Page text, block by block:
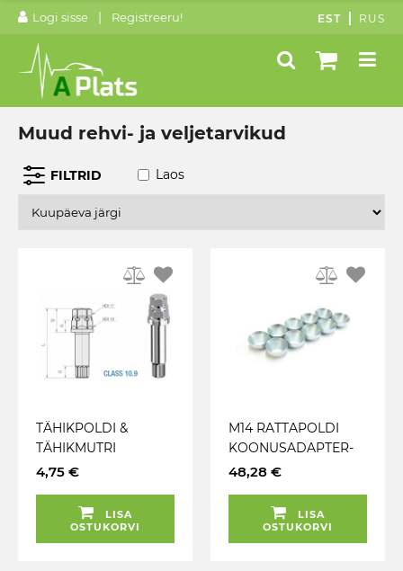
Logi sisse | Registreeru! EST RUS
Muud rehvi- ja veljetarvikud
FILTRID Laos
TÄHIKPOLDI &
TÄHIKMUTRI
NUUTVÕTI (SW17 / 19)
4,75 €
LISA
OSTUKORVI
M14 RATTAPOLDI
KOONUSADAPTER-
ÜLEMINEK 60-
48,28 €
LISA
OSTUKORVI